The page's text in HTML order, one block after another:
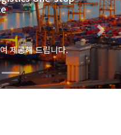
의 KNOW-HOW
족할 만한 결과물을 제
다.
Next